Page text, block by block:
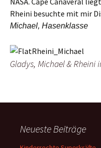
Rheini besuchte mit mir
Michael, Hasenklasse
Gladys, Michael & Rheini
Neueste Beiträge